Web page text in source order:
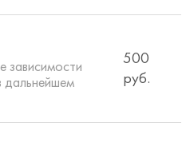
зависимости
дальнейшем
500
руб.